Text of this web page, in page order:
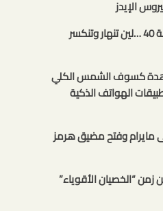
الإيدز
مسلسل حب ع ورق الحلقة 40 …لين تنهار وتنكسر
كسوف الشمس الكلي
تطبيقات الهواتف الذكية
مايرام وفتح مضيق هرمز
زمن “الخصيان الأقوياء”